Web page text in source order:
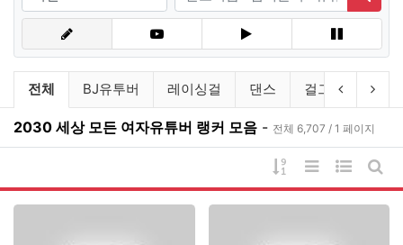
검색
유튜브링크 분류 목록
전체 BJ유투버 레이싱걸 댄스 걸그룹 연예
이전 분류
다
2030 세상 모든 여자유튜버 랭커 모음 - 전체 6,707 / 1 페이지
게시물 정렬
리스트 스타일
웹진 스
게